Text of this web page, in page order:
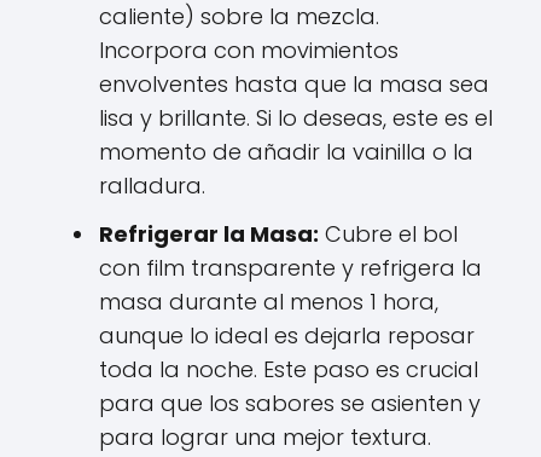
caliente) sobre la mezcla.
Incorpora con movimientos
envolventes hasta que la masa sea
lisa y brillante. Si lo deseas, este es el
momento de añadir la vainilla o la
ralladura.
Refrigerar la Masa: Cubre el bol
con film transparente y refrigera la
masa durante al menos 1 hora,
aunque lo ideal es dejarla reposar
toda la noche. Este paso es crucial
para que los sabores se asienten y
para lograr una mejor textura.